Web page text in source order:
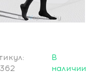
В
наличии